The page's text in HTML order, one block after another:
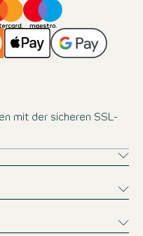
mit der sicheren SSL-